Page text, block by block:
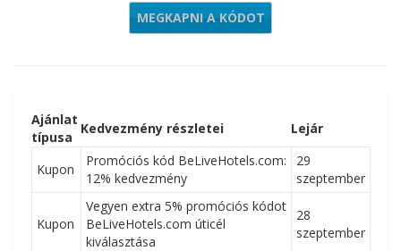
ELIVE22
MEGKAPNI A KÓDOT
Ajánlat
típusa
Kedvezmény részletei Lejár
Kupon
Promóciós kód BeLiveHotels.com:
12% kedvezmény
29
szeptember
Kupon
Vegyen extra 5% promóciós kódot
BeLiveHotels.com úticél
kiválasztása
28
szeptember